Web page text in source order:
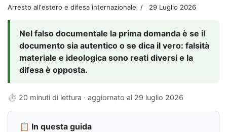
Arresto all'estero e difesa internazionale 29 Luglio 2026
Nel falso documentale la prima domanda è se il
documento sia autentico o se dica il vero: falsità
materiale e ideologica sono reati diversi e la
difesa è opposta.
⏱ 20 minuti di lettura · aggiornato al 29 luglio 2026
📋 In questa guida